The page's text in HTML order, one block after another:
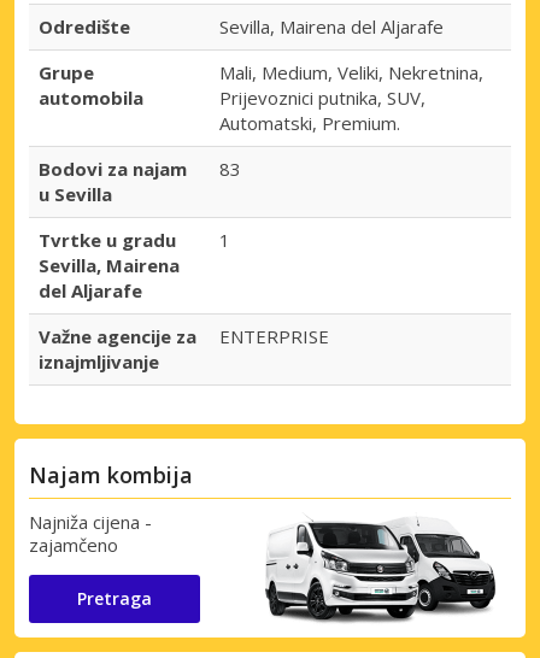
Odredište
Sevilla, Mairena del Aljarafe
Grupe
automobila
Mali, Medium, Veliki, Nekretnina,
Prijevoznici putnika, SUV,
Automatski, Premium.
Bodovi za najam
u Sevilla
83
Tvrtke u gradu
Sevilla, Mairena
del Aljarafe
1
Važne agencije za
iznajmljivanje
ENTERPRISE
Najam kombija
Najniža cijena -
zajamčeno
Pretraga